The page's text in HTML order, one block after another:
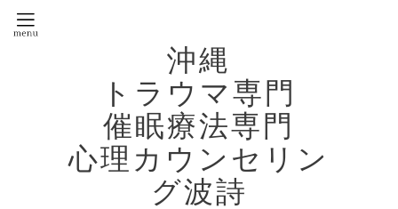
沖縄
トラウマ専門
催眠療法専門
心理カウンセリン
グ波詩